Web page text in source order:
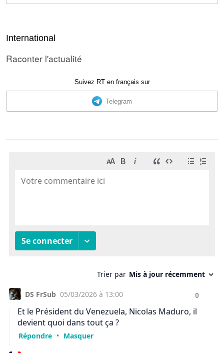
International
Raconter l'actualité
Suivez RT en français sur
Telegram